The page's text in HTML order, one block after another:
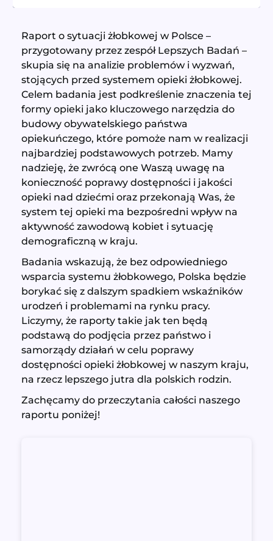
Raport o sytuacji żłobkowej w Polsce –
przygotowany przez zespół Lepszych Badań –
skupia się na analizie problemów i wyzwań,
stojących przed systemem opieki żłobkowej.
Celem badania jest podkreślenie znaczenia tej
formy opieki jako kluczowego narzędzia do
budowy obywatelskiego państwa
opiekuńczego, które pomoże nam w realizacji
najbardziej podstawowych potrzeb. Mamy
nadzieję, że zwrócą one Waszą uwagę na
konieczność poprawy dostępności i jakości
opieki nad dziećmi oraz przekonają Was, że
system tej opieki ma bezpośredni wpływ na
aktywność zawodową kobiet i sytuację
demograficzną w kraju.
Badania wskazują, że bez odpowiedniego
wsparcia systemu żłobkowego, Polska będzie
borykać się z dalszym spadkiem wskaźników
urodzeń i problemami na rynku pracy.
Liczymy, że raporty takie jak ten będą
podstawą do podjęcia przez państwo i
samorządy działań w celu poprawy
dostępności opieki żłobkowej w naszym kraju,
na rzecz lepszego jutra dla polskich rodzin.
Zachęcamy do przeczytania całości naszego
raportu poniżej!